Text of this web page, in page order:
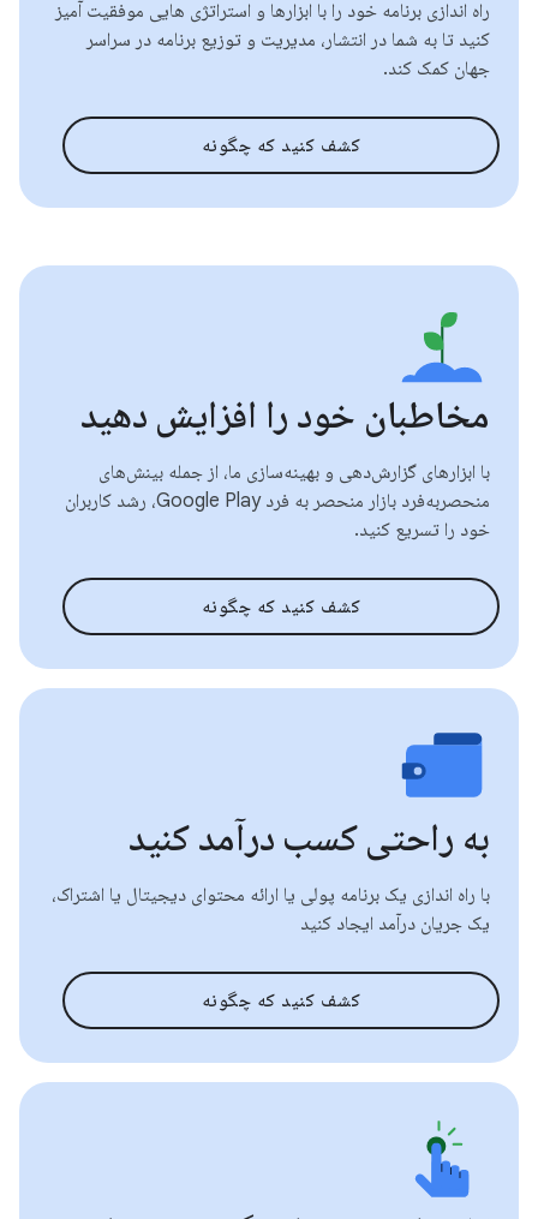
راه اندازی برنامه خود را با ابزارها و استراتژی هایی موفقیت آمیز
کنید تا به شما در انتشار، مدیریت و توزیع برنامه در سراسر
جهان کمک کند.
کشف کنید که چگونه
مخاطبان خود را افزایش دهید
با ابزارهای گزارش‌دهی و بهینه‌سازی ما، از جمله بینش‌های
منحصربه‌فرد بازار منحصر به فرد Google Play، رشد کاربران
خود را تسریع کنید.
کشف کنید که چگونه
به راحتی کسب درآمد کنید
با راه اندازی یک برنامه پولی یا ارائه محتوای دیجیتال یا اشتراک،
یک جریان درآمد ایجاد کنید
کشف کنید که چگونه